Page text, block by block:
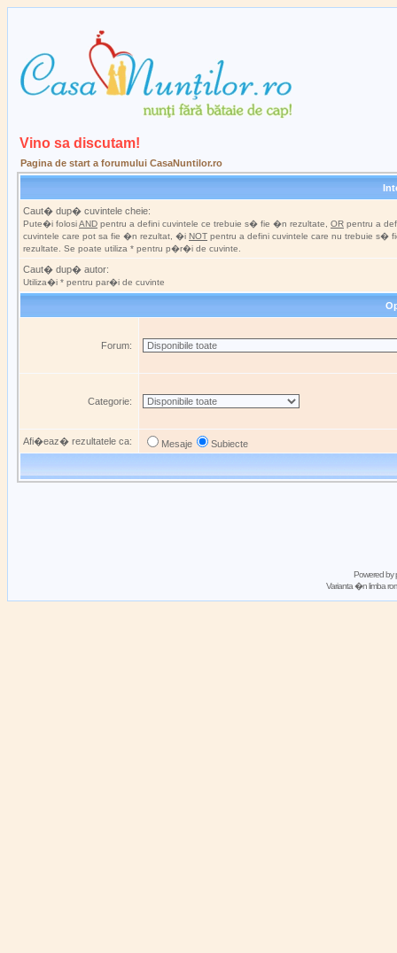
Vino sa discutam!
Pagina de start a forumului CasaNuntilor.ro
Caut� dup� cuvintele cheie:
Pute�i folosiAND pentru a defini cuvintele ce trebuie s� fie �n rezultate, OR pentru a
cuvintele care pot sa fie �n rezultat, �i NOT pentru a defini cuvintele care nu trebuie s�
rezultate. Se poate utiliza * pentru p�r�i de cuvinte.
Caut� dup� autor:
Utiliza�i * pentru par�i de cuvinte
Forum:
Categorie:
Afi�eaz� rezultatele ca: Mesaje Subiecte
Powered by
Varianta �n limba